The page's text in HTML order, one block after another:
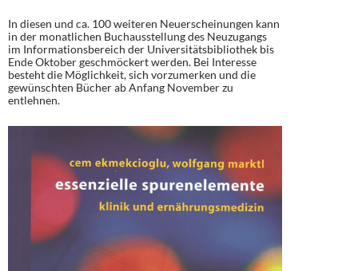
In diesen und ca. 100 weiteren Neuerscheinungen kann
in der monatlichen Buchausstellung des Neuzugangs
im Informationsbereich der Universitätsbibliothek bis
Ende Oktober geschmöckert werden. Bei Interesse
besteht die Möglichkeit, sich vorzumerken und die
gewünschten Bücher ab Anfang November zu
entlehnen.